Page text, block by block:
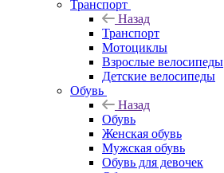
Транспорт
Назад
Транспорт
Мотоциклы
Взрослые велосипеды
Детские велосипеды
Обувь
Назад
Обувь
Женская обувь
Мужская обувь
Обувь для девочек